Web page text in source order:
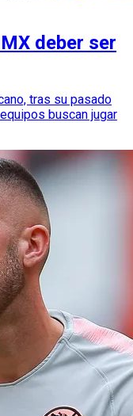
deber ser
tras su pasado
buscan jugar